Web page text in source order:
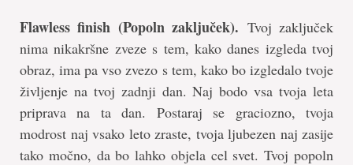
Flawless finish (Popoln zaključek). Tvoj zaključek
nima nikakršne zveze s tem, kako danes izgleda tvoj
obraz, ima pa vso zvezo s tem, kako bo izgledalo tvoje
življenje na tvoj zadnji dan. Naj bodo vsa tvoja leta
priprava na ta dan. Postaraj se graciozno, tvoja
modrost naj vsako leto zraste, tvoja ljubezen naj zasije
tako močno, da bo lahko objela cel svet. Tvoj popoln